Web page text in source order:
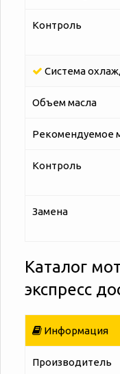
Контроль
Система
Объем масла
Рекомендуемое
Контроль
Замена
Каталог
экспресс
Информация
Производитель